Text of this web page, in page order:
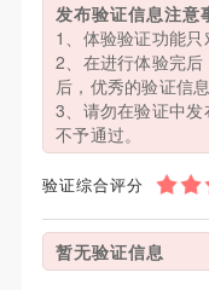
发布验证信息注意
1、体验验证功能只
2、在进行体验完
后，优秀的验证信
3、请勿在验证中
不予通过。
验证综合评分
暂无验证信息